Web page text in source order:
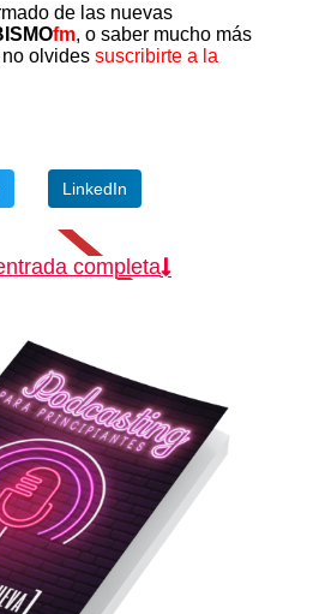
de las nuevas
fm, o saber mucho más
olvides suscribirte a la
LinkedIn
completa